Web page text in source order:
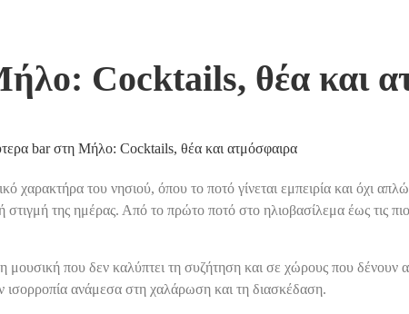
Cocktails, θέα και
χαρακτήρα του νησιού, όπου το ποτό γίνεται εμπειρία και όχι
της ημέρας. Από το πρώτο ποτό στο ηλιοβασίλεμα έως τις
που δεν καλύπτει τη συζήτηση και σε χώρους που δένουν
ισορροπία ανάμεσα στη χαλάρωση και τη διασκέδαση.